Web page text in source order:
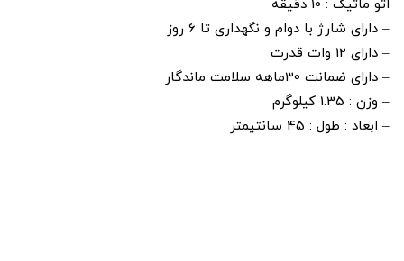
اتو ماتیک : 10 دقیقه
– دارای شارژ با دوام و نگهداری تا 6 روز
– دارای 12 وات قدرت
– دارای ضمانت 30ماهه سلامت ماندگار
– وزن : 1.35 کیلوگرم
– ابعاد : طول : 45 سانتیمتر